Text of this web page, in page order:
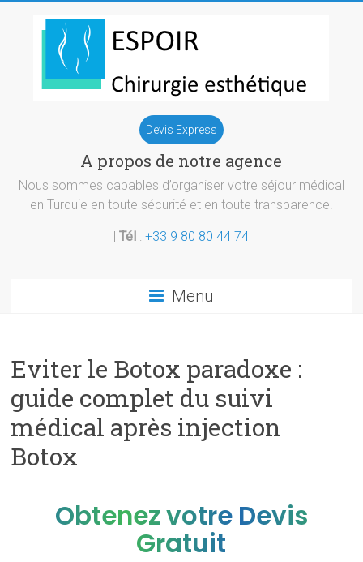
esthetique
Turquie
Devis Express
A propos de notre agence
Nous sommes capables d’organiser votre séjour médical
en Turquie en toute sécurité et en toute transparence.
|Tél :+33 9 80 80 44 74
Menu
Eviter le Botox paradoxe :
guide complet du suivi
médical après injection
Botox
Obtenez votre Devis
Gratuit